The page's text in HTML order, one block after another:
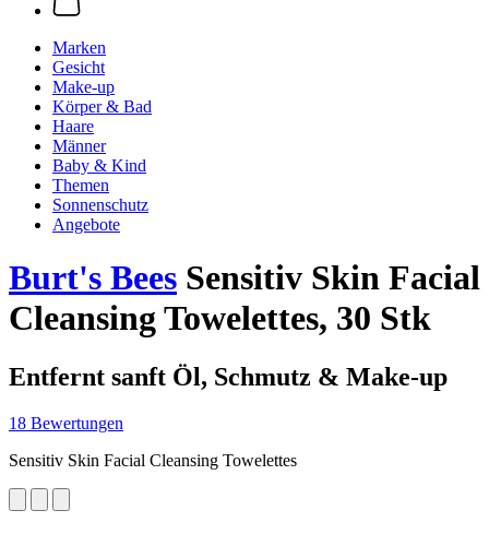
Marken
Gesicht
Make-up
Körper & Bad
Haare
Männer
Baby & Kind
Themen
Sonnenschutz
Angebote
Burt's Bees Sensitiv Skin Facial
Cleansing Towelettes, 30 Stk
Entfernt sanft Öl, Schmutz & Make-up
18 Bewertungen
Sensitiv Skin Facial Cleansing Towelettes